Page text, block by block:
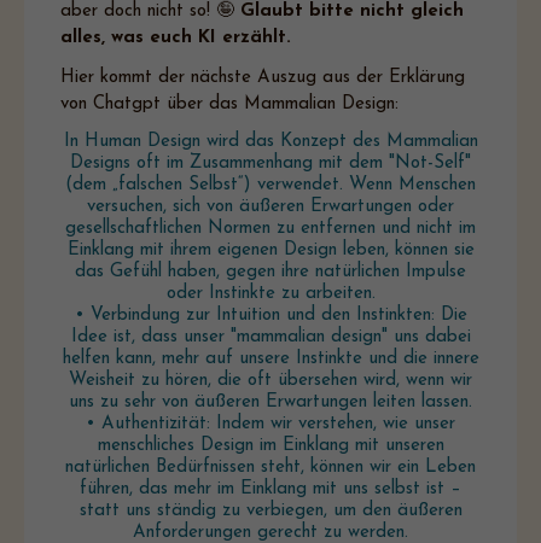
aber doch nicht so! 🤪 Glaubt bitte nicht gleich
alles, was euch KI erzählt.
Hier kommt der nächste Auszug aus der Erklärung
von Chatgpt über das Mammalian Design:
In Human Design wird das Konzept des Mammalian
Designs oft im Zusammenhang mit dem "Not-Self"
(dem „falschen Selbst“) verwendet. Wenn Menschen
versuchen, sich von äußeren Erwartungen oder
gesellschaftlichen Normen zu entfernen und nicht im
Einklang mit ihrem eigenen Design leben, können sie
das Gefühl haben, gegen ihre natürlichen Impulse
oder Instinkte zu arbeiten.
• Verbindung zur Intuition und den Instinkten: Die
Idee ist, dass unser "mammalian design" uns dabei
helfen kann, mehr auf unsere Instinkte und die innere
Weisheit zu hören, die oft übersehen wird, wenn wir
uns zu sehr von äußeren Erwartungen leiten lassen.
• Authentizität: Indem wir verstehen, wie unser
menschliches Design im Einklang mit unseren
natürlichen Bedürfnissen steht, können wir ein Leben
führen, das mehr im Einklang mit uns selbst ist –
statt uns ständig zu verbiegen, um den äußeren
Anforderungen gerecht zu werden.